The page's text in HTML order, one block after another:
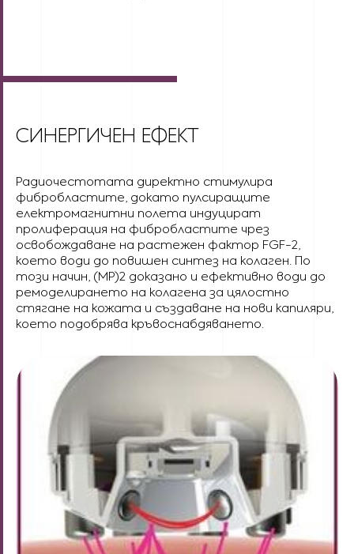
СИНЕРГИЧЕН ЕФЕКТ
Радиочестотата директно стимулира
фибробластите, докато пулсиращите
електромагнитни полета индуцират
пролиферация на фибробластите чрез
освобождаване на растежен фактор FGF-2,
което води до повишен синтез на колаген. По
този начин, (MP)2 доказано и ефективно води до
ремоделирането на колагена за цялостно
стягане на кожата и създаване на нови капиляри,
което подобрява кръвоснабдяването.